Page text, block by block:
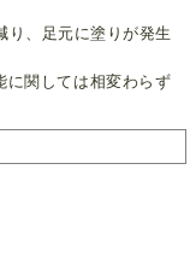
り、足元に塗りが発生
に関しては相変わらず